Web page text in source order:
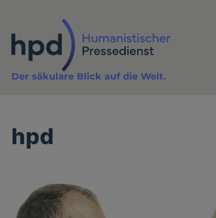
Inhalt
Der säkulare Blick auf die Welt.
hpd